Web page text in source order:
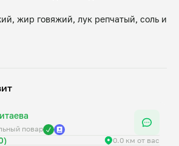
жир говяжий, лук репчатый, соль и
повар
0.0 км от вас